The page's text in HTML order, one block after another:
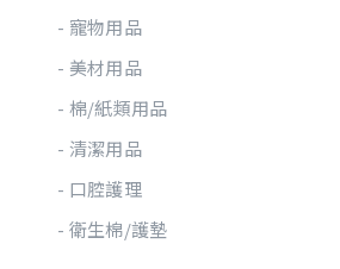
寵物用品
美材用品
棉/紙類用品
清潔用品
口腔護理
衛生棉/護墊